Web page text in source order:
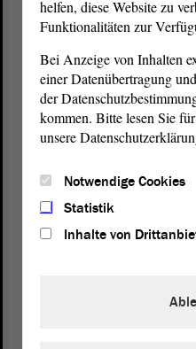
Vielen Dank, Frau
Eva Feußner
Danke, für das
wollen Sie eine weitere
Eva Feußner
helfen, diese Website zu
Funktionalitäten zur
Bei Anzeige von Inhalten
einer Datenübertragung
der
kommen. Bitte lesen Sie
unsere
Notwendige Cookies
Statistik
Inhalte von